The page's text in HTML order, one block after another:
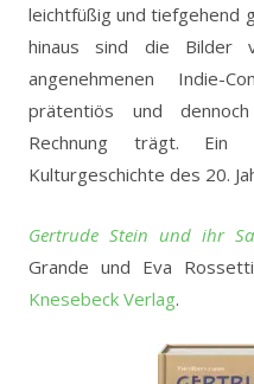
leichtfüßig und tiefgehend
hinaus sind die Bilder
angenehmenen Indie-
prätentiös und
Rechnung trägt. Ein
Kulturgeschichte des 20.
Gertrude Stein und ihr
Grande und Eva
Knesebeck Verlag.